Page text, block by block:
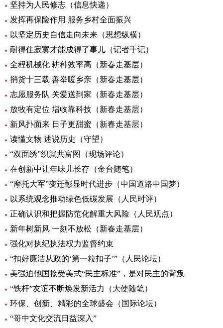
坚持为人民修志（信息快递）
发挥再保险作用 服务乡村全面振兴
以坚定历史自信走向未来（思想纵横）
耐得住寂寞才能成得了事儿（记者手记）
全程机械化 耕种效率高（新春走基层）
捎货十三载 善举暖乡亲（新春走基层）
志愿服务队 关爱送到家（新春走基层）
放牧有定位 增收靠科技（新春走基层）
新风扑面来 日子更甜蜜（新春走基层）
读懂文物 述说历史（守望）
“双面绣”织就共富图（现场评论）
在创新中让年味儿长存（金台随笔）
“摩托大军”变迁彰显时代进步（中国道路中国梦）
以系统观念推动绿色低碳发展（人民时评）
正确认识和把握防范化解重大风险（人民观点）
新年树新风 一刻不放松（新春走基层）
强化对执纪执法权力监督约束
“扣好廉洁从政的‘第一粒扣子’”（人民论坛）
美强迫他国接受美式“民主标准”，是对民主的背叛
“铁杆”友谊不断焕发新活力（大使随笔）
环保、创新、精彩的全球盛会（国际论坛）
“哥中文化交流日益深入”